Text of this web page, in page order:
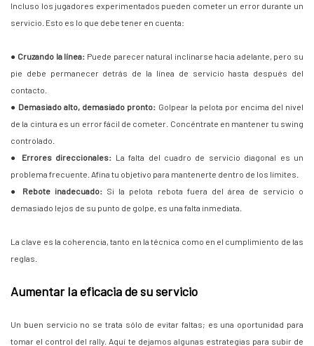
Incluso los jugadores experimentados pueden cometer un error durante un
servicio. Esto es lo que debe tener en cuenta:
● Cruzando la línea: Puede parecer natural inclinarse hacia adelante, pero su
pie debe permanecer detrás de la línea de servicio hasta después del
contacto.
● Demasiado alto, demasiado pronto: Golpear la pelota por encima del nivel
de la cintura es un error fácil de cometer. Concéntrate en mantener tu swing
controlado.
● Errores direccionales: La falta del cuadro de servicio diagonal es un
problema frecuente. Afina tu objetivo para mantenerte dentro de los límites.
● Rebote inadecuado: Si la pelota rebota fuera del área de servicio o
demasiado lejos de su punto de golpe, es una falta inmediata.
La clave es la coherencia, tanto en la técnica como en el cumplimiento de las
reglas.
Aumentar la eficacia de su servicio
Un buen servicio no se trata sólo de evitar faltas; es una oportunidad para
tomar el control del rally. Aquí te dejamos algunas estrategias para subir de